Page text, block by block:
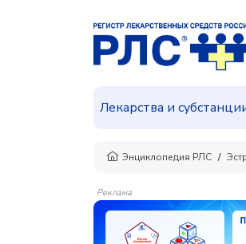
Лекарства и
Энциклопедия РЛС
Реклама